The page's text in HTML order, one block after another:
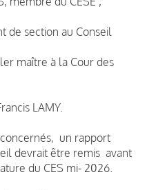
de section au Conseil
maître à la Cour des
LAMY.
un rapport
devrait être remis avant
du CES mi- 2026.